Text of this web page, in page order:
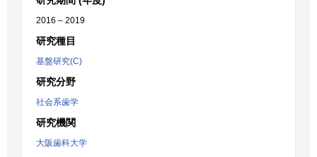
2016 – 2019
研究種目
基盤研究(C)
研究分野
社会系歯学
研究機関
大阪歯科大学